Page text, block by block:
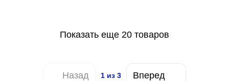
Показать еще 20 товаров
Назад 1из 3 Вперед